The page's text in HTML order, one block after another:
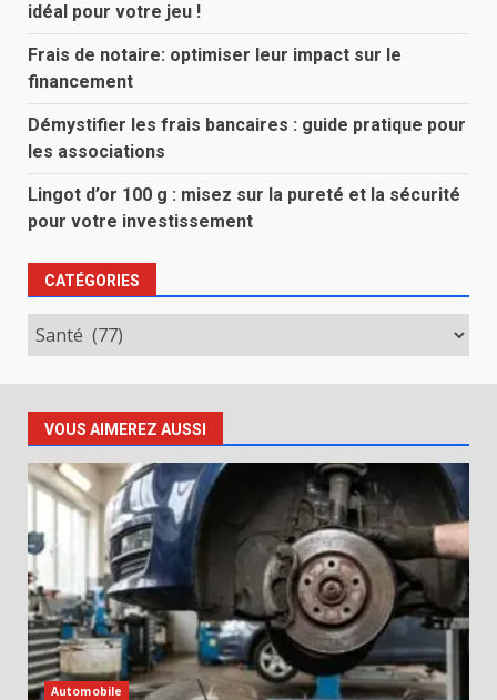
idéal pour votre jeu !
Frais de notaire: optimiser leur impact sur le
financement
Démystifier les frais bancaires : guide pratique pour
les associations
Lingot d’or 100 g : misez sur la pureté et la sécurité
pour votre investissement
CATÉGORIES
Catégories
VOUS AIMEREZ AUSSI
Automobile